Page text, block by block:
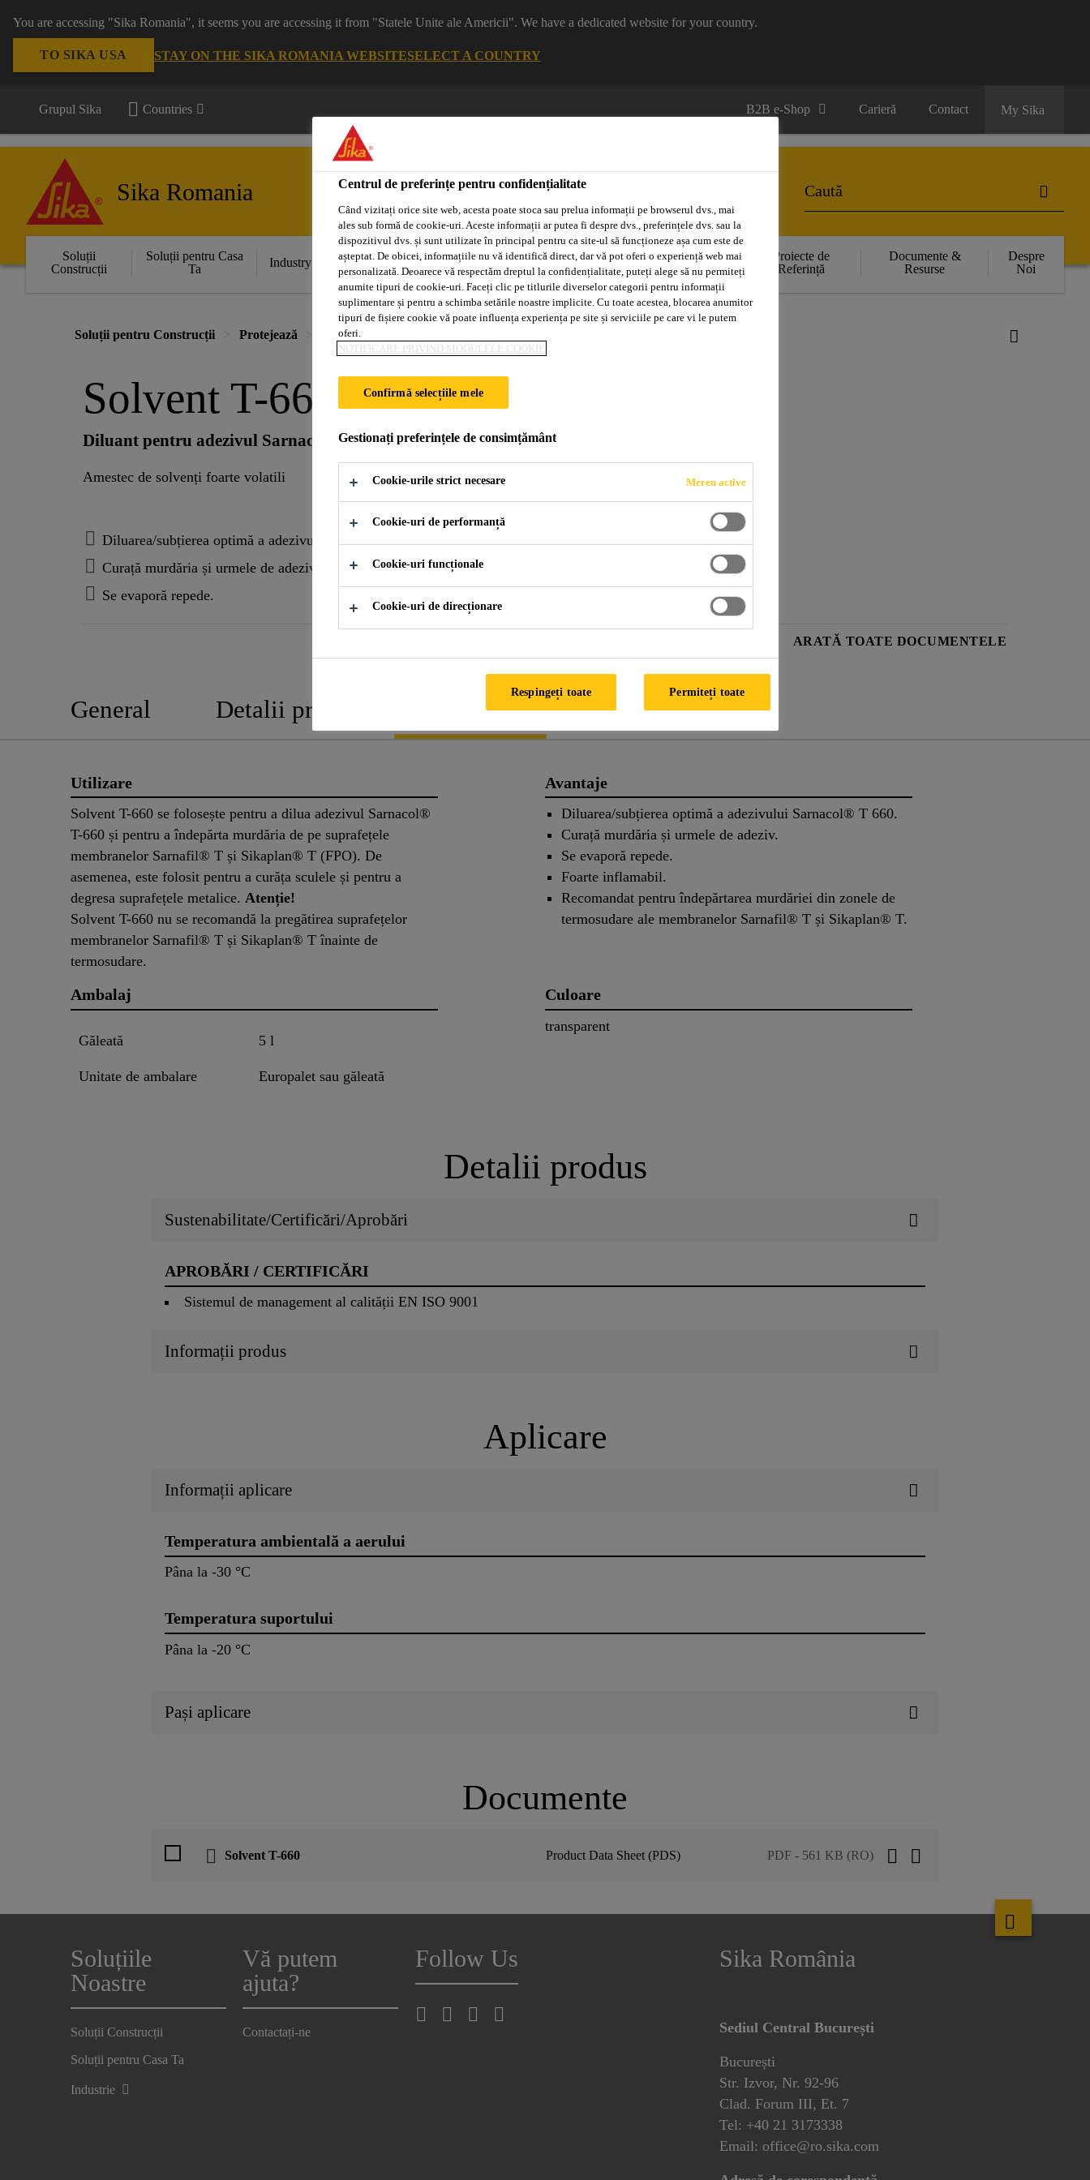
You are accessing "Sika Romania", it seems you are accessing it from "Statele Unite ale Americii". We have a dedicated website for your country.
TO SIKA USA STAY ON THE SIKA ROMANIA WEBSITESELECT A COUNTRY
Grupul Sika Countries B2B e-Shop Carieră Contact My Sika
Sika Romania
Soluții
Construcții
Soluții pentru Casa
Ta
Industry
Sisteme
Adeplast
Distribuitori/Aplicatori
Autorizați
Tehnologia
Purform®
Proiecte de
Referință
Documente &
Resurse
Despre
Noi
Soluții pentru Construcții Protejează Acoperisuri
Solvent T-660
Diluant pentru adezivul Sarnacol® T 660
Amestec de solvenți foarte volatili
Diluarea/subțierea optimă a adezivului Sarnacol® T 660.
Curață murdăria și urmele de adeziv.
Se evaporă repede.
ARATĂ TOATE DOCUMENTELE
General Detalii produs Aplicare Documente
Utilizare
Solvent T-660 se folosește pentru a dilua adezivul Sarnacol®
T-660 și pentru a îndepărta murdăria de pe suprafețele
membranelor Sarnafil® T și Sikaplan® T (FPO). De
asemenea, este folosit pentru a curăța sculele și pentru a
degresa suprafețele metalice. Atenție!
Solvent T-660 nu se recomandă la pregătirea suprafețelor
membranelor Sarnafil® T și Sikaplan® T înainte de
termosudare.
Avantaje
Diluarea/subțierea optimă a adezivului Sarnacol® T 660.
Curață murdăria și urmele de adeziv.
Se evaporă repede.
Foarte inflamabil.
Recomandat pentru îndepărtarea murdăriei din zonele de
termosudare ale membranelor Sarnafil® T și Sikaplan® T.
Ambalaj
Găleată 5 l
Unitate de ambalare Europalet sau găleată
Culoare
transparent
Detalii produs
Sustenabilitate/Certificări/Aprobări
APROBĂRI / CERTIFICĂRI
Sistemul de management al calității EN ISO 9001
Informații produs
Aplicare
Informații aplicare
Temperatura ambientală a aerului
Pâna la -30 °C
Temperatura suportului
Pâna la -20 °C
Pași aplicare
Documente
Solvent T-660 Product Data Sheet (PDS) PDF - 561 KB (RO)
Soluțiile
Noastre
Soluții Construcții
Soluții pentru Casa Ta
Industrie
Vă putem
ajuta?
Contactați-ne
Follow Us Sika România
Sediul Central București
București
Str. Izvor, Nr. 92-96
Clad. Forum III, Et. 7
Tel: +40 21 3173338
Email: office@ro.sika.com
Centrul de preferințe pentru confidențialitate
Când vizitați orice site web, acesta poate stoca sau prelua informații pe browserul dvs., mai
ales sub formă de cookie-uri. Aceste informații ar putea fi despre dvs., preferințele dvs. sau la
dispozitivul dvs. și sunt utilizate în principal pentru ca site-ul să funcționeze așa cum este de
așteptat. De obicei, informațiile nu vă identifică direct, dar vă pot oferi o experiență web mai
personalizată. Deoarece vă respectăm dreptul la confidențialitate, puteți alege să nu permiteți
anumite tipuri de cookie-uri. Faceți clic pe titlurile diverselor categorii pentru informații
suplimentare și pentru a schimba setările noastre implicite. Cu toate acestea, blocarea anumitor
tipuri de fișiere cookie vă poate influența experiența pe site și serviciile pe care vi le putem
oferi.
NOTIFICARE PRIVIND MODULELE COOKIE
Confirmă selecțiile mele
Gestionați preferințele de consimțământ
Cookie-urile strict necesare Mereu active
Cookie-uri de performanță
Cookie-uri funcționale
Cookie-uri de direcționare
Respingeți toate Permiteți toate